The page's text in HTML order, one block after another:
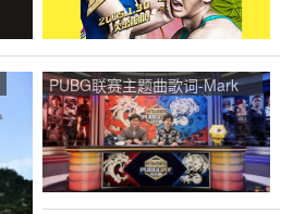
PUBG联赛主题曲歌词-Mark
T.Kevin